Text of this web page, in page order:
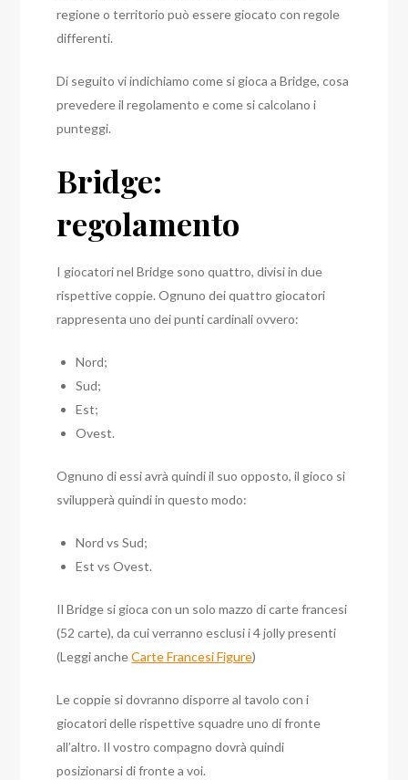
regione o territorio può essere giocato con regole
differenti.
Di seguito vi indichiamo come si gioca a Bridge, cosa
prevedere il regolamento e come si calcolano i
punteggi.
Bridge:
regolamento
I giocatori nel Bridge sono quattro, divisi in due
rispettive coppie. Ognuno dei quattro giocatori
rappresenta uno dei punti cardinali ovvero:
Nord;
Sud;
Est;
Ovest.
Ognuno di essi avrà quindi il suo opposto, il gioco si
svilupperà quindi in questo modo:
Nord vs Sud;
Est vs Ovest.
Il Bridge si gioca con un solo mazzo di carte francesi
(52 carte), da cui verranno esclusi i 4 jolly presenti
(Leggi ancheCarte Francesi Figure)
Le coppie si dovranno disporre al tavolo con i
giocatori delle rispettive squadre uno di fronte
all’altro. Il vostro compagno dovrà quindi
posizionarsi di fronte a voi.